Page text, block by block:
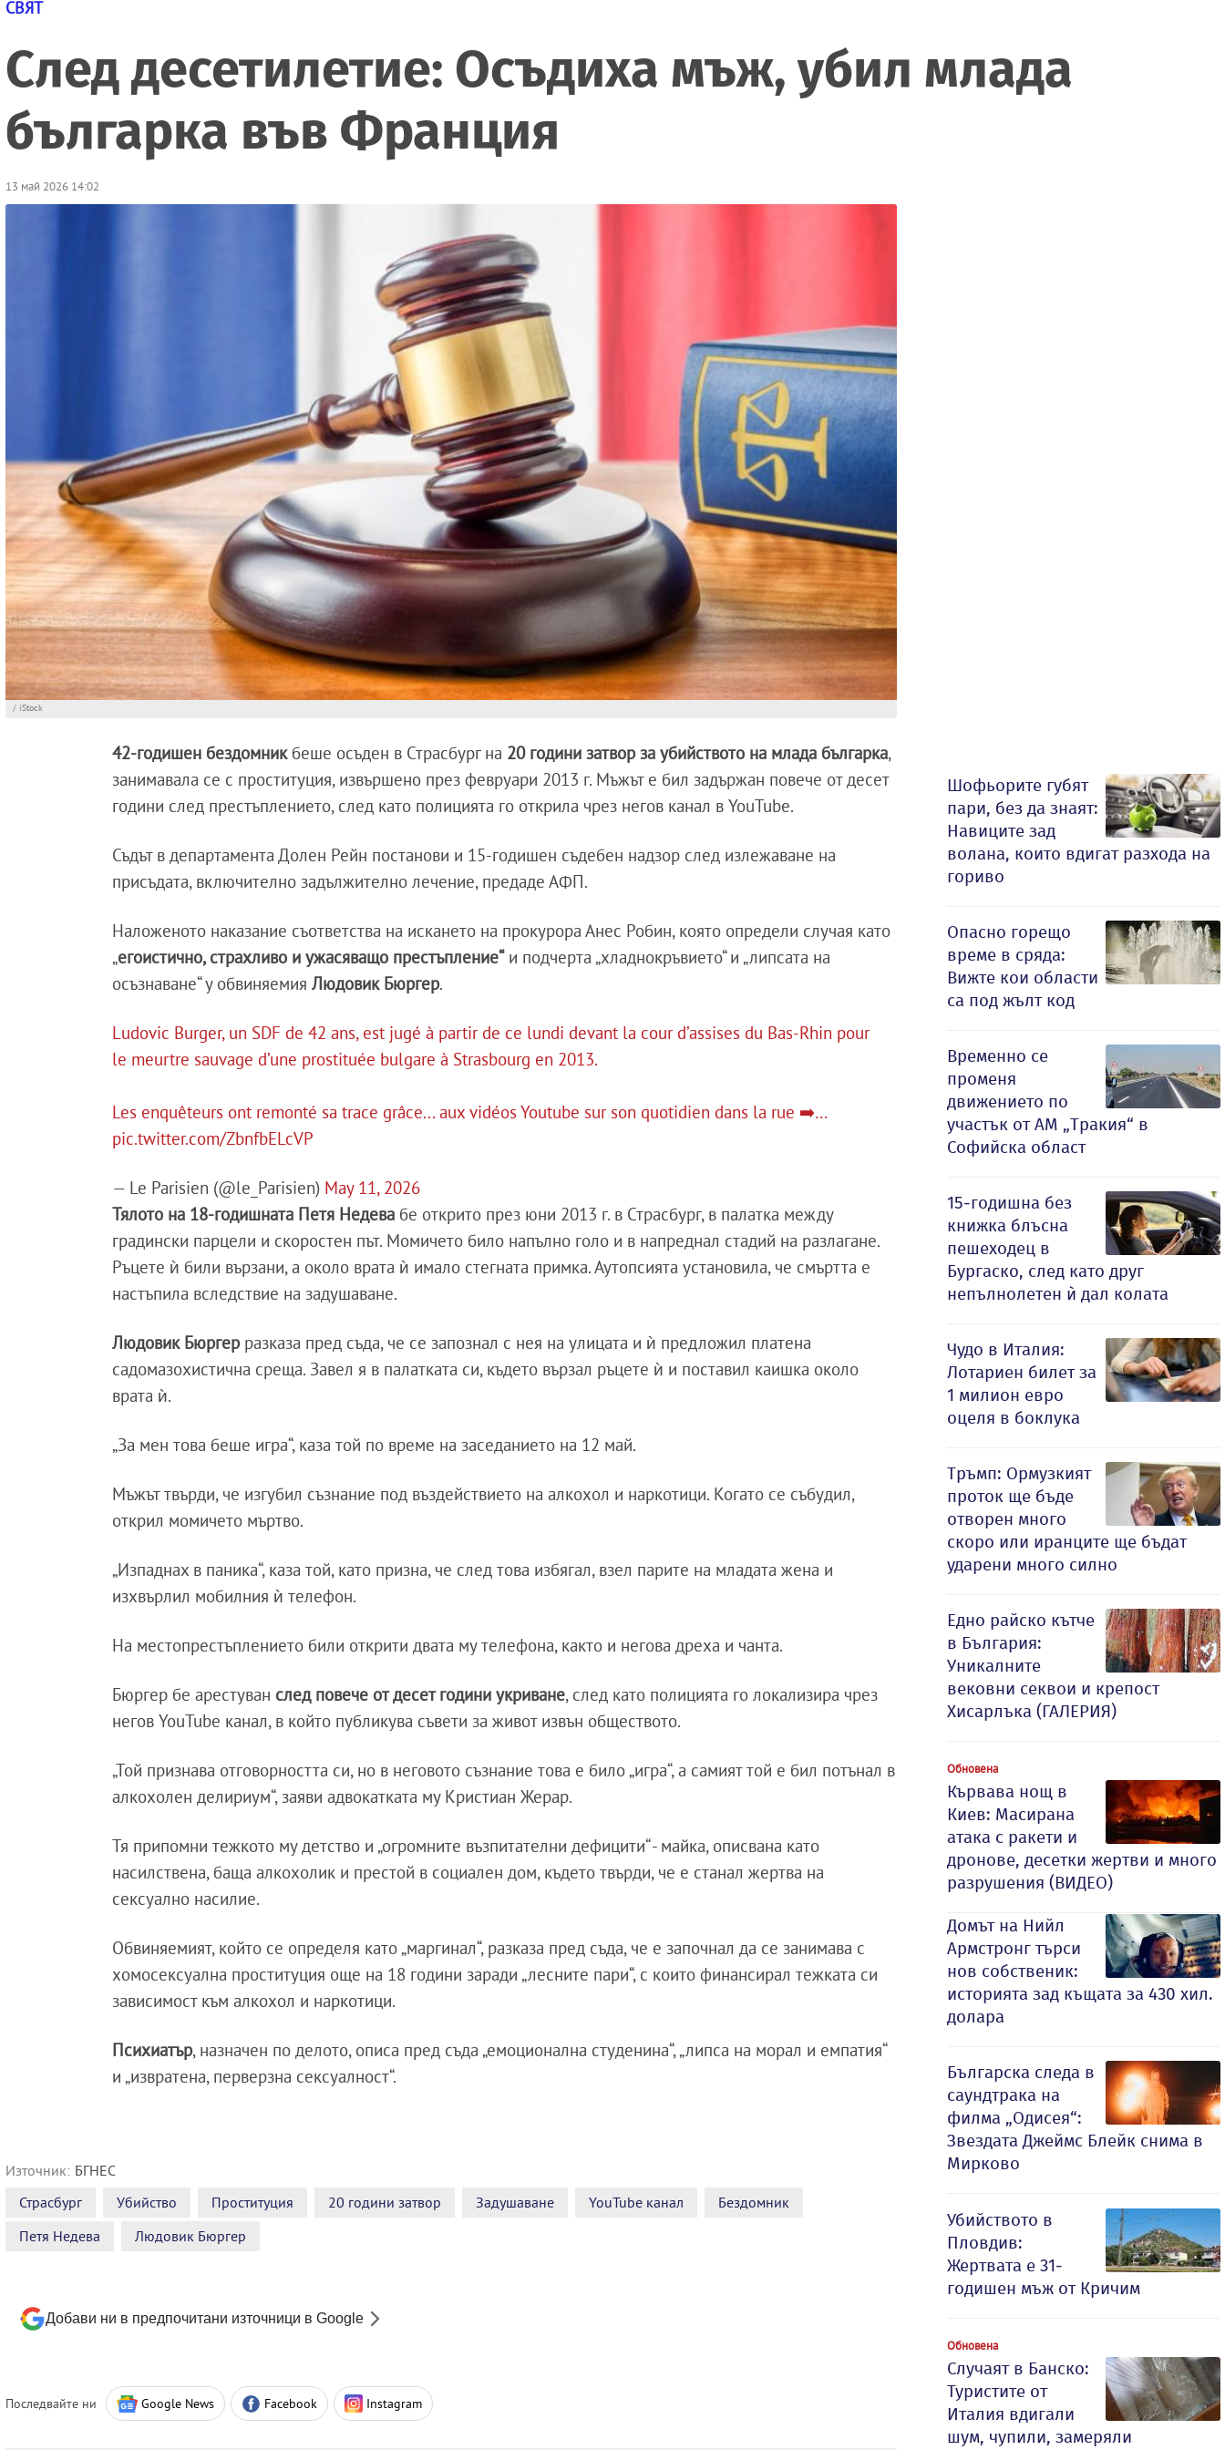
СВЯТ
След десетилетие: Осъдиха мъж, убил млада
българка във Франция
13 май 2026 14:02
/ iStock
42-годишен бездомник беше осъден в Страсбург на 20 години затвор за убийството на млада българка,
занимавала се с проституция, извършено през февруари 2013 г. Мъжът е бил задържан повече от десет
години след престъплението, след като полицията го открила чрез негов канал в YouTube.
Съдът в департамента Долен Рейн постанови и 15-годишен съдебен надзор след излежаване на
присъдата, включително задължително лечение, предаде АФП.
Наложеното наказание съответства на искането на прокурора Анес Робин, която определи случая като
„егоистично, страхливо и ужасяващо престъпление“и подчерта „хладнокръвието“ и „липсата на
осъзнаване“ у обвиняемияЛюдовик Бюргер.
Ludovic Burger, un SDF de 42 ans, est jugé à partir de ce lundi devant la cour d’assises du Bas-Rhin pour
le meurtre sauvage d’une prostituée bulgare à Strasbourg en 2013.
Les enquêteurs ont remonté sa trace grâce... aux vidéos Youtube sur son quotidien dans la rue ➡️…
pic.twitter.com/ZbnfbELcVP
— Le Parisien (@le_Parisien) May 11, 2026
Тялото на 18-годишната Петя Недева бе открито през юни 2013 г. в Страсбург, в палатка между
градински парцели и скоростен път. Момичето било напълно голо и в напреднал стадий на разлагане.
Ръцете ѝ били вързани, а около врата ѝ имало стегната примка. Аутопсията установила, че смъртта е
настъпила вследствие на задушаване.
Людовик Бюргер разказа пред съда, че се запознал с нея на улицата и ѝ предложил платена
садомазохистична среща. Завел я в палатката си, където вързал ръцете ѝ и поставил каишка около
врата ѝ.
„За мен това беше игра“, каза той по време на заседанието на 12 май.
Мъжът твърди, че изгубил съзнание под въздействието на алкохол и наркотици. Когато се събудил,
открил момичето мъртво.
„Изпаднах в паника“, каза той, като призна, че след това избягал, взел парите на младата жена и
изхвърлил мобилния ѝ телефон.
На местопрестъплението били открити двата му телефона, както и негова дреха и чанта.
Бюргер бе арестуван след повече от десет години укриване, след като полицията го локализира чрез
негов YouTube канал, в който публикува съвети за живот извън обществото.
„Той признава отговорността си, но в неговото съзнание това е било „игра“, а самият той е бил потънал в
алкохолен делириум“, заяви адвокатката му Кристиан Жерар.
Тя припомни тежкото му детство и „огромните възпитателни дефицити“ - майка, описвана като
насилствена, баща алкохолик и престой в социален дом, където твърди, че е станал жертва на
сексуално насилие.
Обвиняемият, който се определя като „маргинал“, разказа пред съда, че е започнал да се занимава с
хомосексуална проституция още на 18 години заради „лесните пари“, с които финансирал тежката си
зависимост към алкохол и наркотици.
Психиатър, назначен по делото, описа пред съда „емоционална студенина“, „липса на морал и емпатия“
и „извратена, перверзна сексуалност“.
Източник: БГНЕС
Страсбург
Убийство Проституция 20 години затвор Задушаване YouTube канал
Бездомник
Петя Недева
Людовик Бюргер
Добави ни в предпочитани източници в Google
Последвайте ни Google News Facebook Instagram
Шофьорите губят
пари, без да знаят:
Навиците зад
волана, които вдигат разхода на
гориво
Опасно горещо
време в сряда:
Вижте кои области
са под жълт код
Временно се
променя
движението по
участък от АМ „Тракия“ в
Софийска област
15-годишна без
книжка блъсна
пешеходец в
Бургаско, след като друг
непълнолетен ѝ дал колата
Чудо в Италия:
Лотариен билет за
1 милион евро
оцеля в боклука
Тръмп: Ормузкият
проток ще бъде
отворен много
скоро или иранците ще бъдат
ударени много силно
Едно райско кътче
в България:
Уникалните
вековни секвои и крепост
Хисарлъка (ГАЛЕРИЯ)
Обновена
Кървава нощ в
Киев: Масирана
атака с ракети и
дронове, десетки жертви и много
разрушения (ВИДЕО)
Домът на Нийл
Армстронг търси
нов собственик:
историята зад къщата за 430 хил.
долара
Българска следа в
саундтрака на
филма „Одисея“:
Звездата Джеймс Блейк снима в
Мирково
Убийството в
Пловдив:
Жертвата е 31-
годишен мъж от Кричим
Обновена
Случаят в Банско:
Туристите от
Италия вдигали
шум, чупили, замеряли